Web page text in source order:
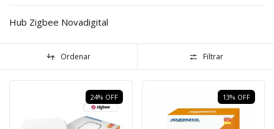
Hub Zigbee Novadigital
Ordenar Filtrar
24% OFF 13% OFF